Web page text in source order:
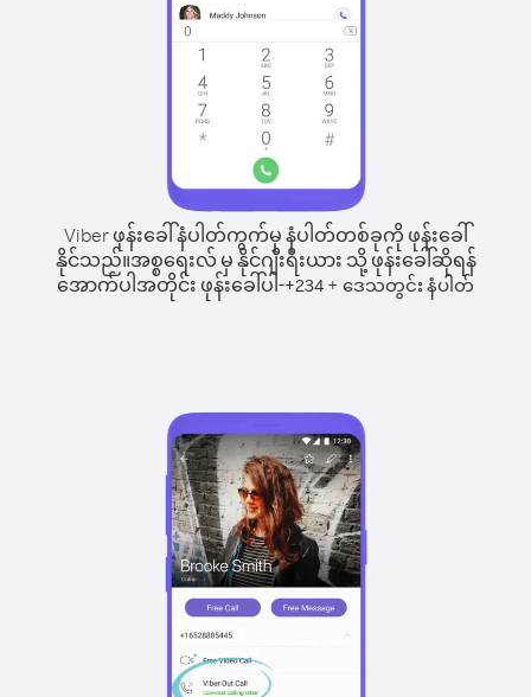
Viber ဖုန်းခေါ်နံပါတ်ကွက်မှ နံပါတ်တစ်ခုကို ဖုန်းခေါ်
နိုင်သည်။အစ္စရေးလ် မှ နိုင်ဂျီးရီးယား သို့ ဖုန်းခေါ်ဆိုရန်
အောက်ပါအတိုင်း ဖုန်းခေါ်ပါ-+234 + ဒေသတွင်း နံပါတ်